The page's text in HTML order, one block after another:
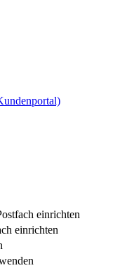
einrichten
einrichten